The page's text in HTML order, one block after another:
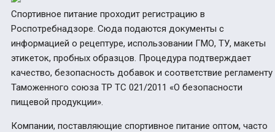
Спортивное питание проходит регистрацию в
Роспотребнадзоре. Сюда подаются документы с
информацией о рецептуре, использовании ГМО, ТУ, макеты
этикеток, пробных образцов. Процедура подтверждает
качество, безопасность добавок и соответствие регламенту
Таможенного союза ТР ТС 021/2011 «О безопасности
пищевой продукции».
Компании, поставляющие спортивное питание оптом, часто